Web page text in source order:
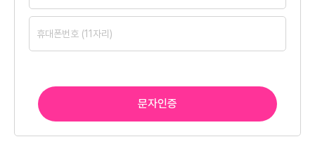
문자인증